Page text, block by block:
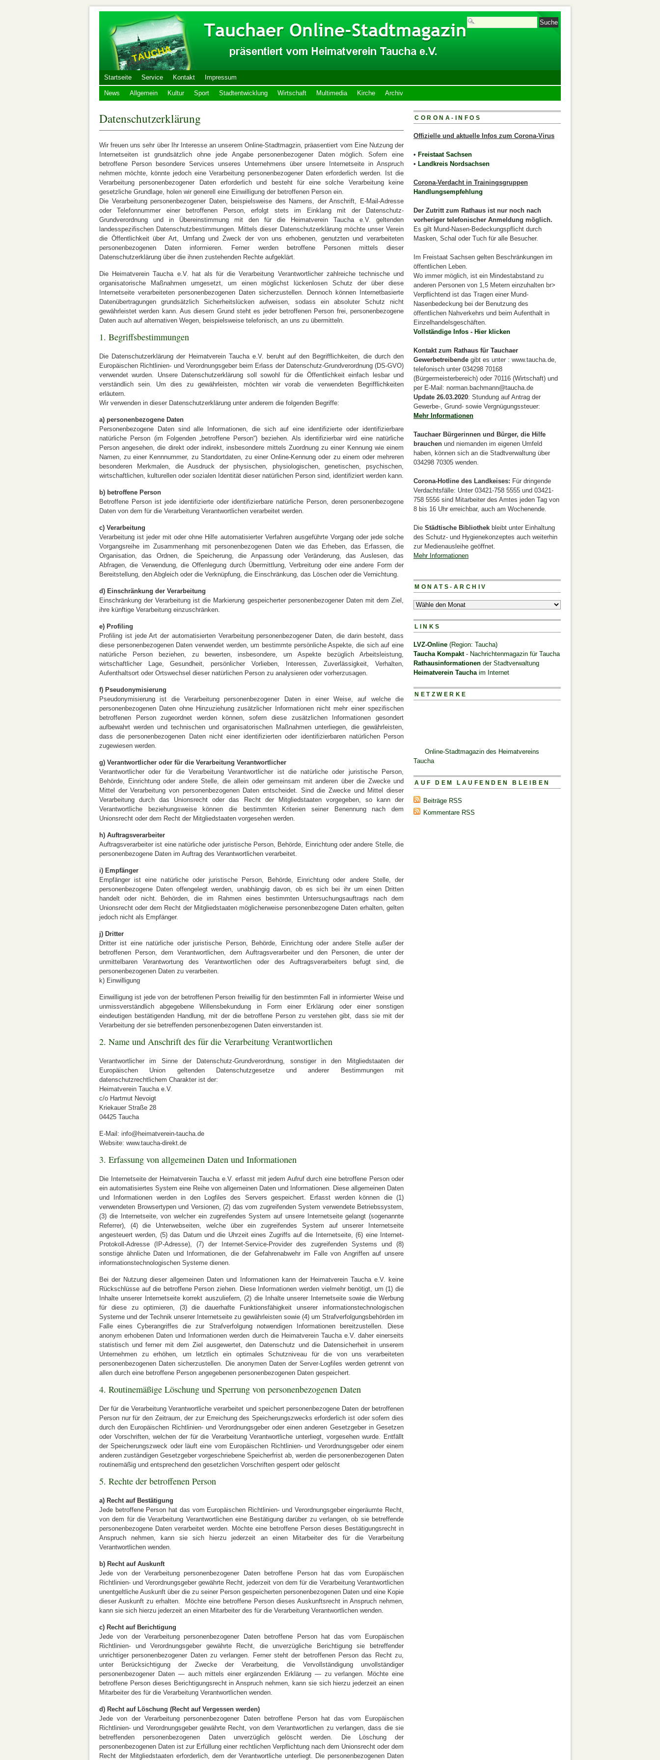
Startseite Service Kontakt Impressum
News Allgemein Kultur Sport Stadtentwicklung Wirtschaft Multimedia Kirche Archiv
Datenschutzerklärung
Wir freuen uns sehr über Ihr Interesse an unserem Online-Stadtmagzin, präasentiert vom Eine Nutzung der
Internetseiten ist grundsätzlich ohne jede Angabe personenbezogener Daten möglich. Sofern eine
betroffene Person besondere Services unseres Unternehmens über unsere Internetseite in Anspruch
nehmen möchte, könnte jedoch eine Verarbeitung personenbezogener Daten erforderlich werden. Ist die
Verarbeitung personenbezogener Daten erforderlich und besteht für eine solche Verarbeitung keine
gesetzliche Grundlage, holen wir generell eine Einwilligung der betroffenen Person ein.
Die Verarbeitung personenbezogener Daten, beispielsweise des Namens, der Anschrift, E-Mail-Adresse
oder Telefonnummer einer betroffenen Person, erfolgt stets im Einklang mit der Datenschutz-
Grundverordnung und in Übereinstimmung mit den für die Heimatverein Taucha e.V. geltenden
landesspezifischen Datenschutzbestimmungen. Mittels dieser Datenschutzerklärung möchte unser Verein
die Öffentlichkeit über Art, Umfang und Zweck der von uns erhobenen, genutzten und verarbeiteten
personenbezogenen Daten informieren. Ferner werden betroffene Personen mittels dieser
Datenschutzerklärung über die ihnen zustehenden Rechte aufgeklärt.
Die Heimatverein Taucha e.V. hat als für die Verarbeitung Verantwortlicher zahlreiche technische und
organisatorische Maßnahmen umgesetzt, um einen möglichst lückenlosen Schutz der über diese
Internetseite verarbeiteten personenbezogenen Daten sicherzustellen. Dennoch können Internetbasierte
Datenübertragungen grundsätzlich Sicherheitslücken aufweisen, sodass ein absoluter Schutz nicht
gewährleistet werden kann. Aus diesem Grund steht es jeder betroffenen Person frei, personenbezogene
Daten auch auf alternativen Wegen, beispielsweise telefonisch, an uns zu übermitteln.
1. Begriffsbestimmungen
Die Datenschutzerklärung der Heimatverein Taucha e.V. beruht auf den Begrifflichkeiten, die durch den
Europäischen Richtlinien- und Verordnungsgeber beim Erlass der Datenschutz-Grundverordnung (DS-GVO)
verwendet wurden. Unsere Datenschutzerklärung soll sowohl für die Öffentlichkeit einfach lesbar und
verständlich sein. Um dies zu gewährleisten, möchten wir vorab die verwendeten Begrifflichkeiten
erläutern.
Wir verwenden in dieser Datenschutzerklärung unter anderem die folgenden Begriffe:
a) personenbezogene Daten
Personenbezogene Daten sind alle Informationen, die sich auf eine identifizierte oder identifizierbare
natürliche Person (im Folgenden „betroffene Person“) beziehen. Als identifizierbar wird eine natürliche
Person angesehen, die direkt oder indirekt, insbesondere mittels Zuordnung zu einer Kennung wie einem
Namen, zu einer Kennnummer, zu Standortdaten, zu einer Online-Kennung oder zu einem oder mehreren
besonderen Merkmalen, die Ausdruck der physischen, physiologischen, genetischen, psychischen,
wirtschaftlichen, kulturellen oder sozialen Identität dieser natürlichen Person sind, identifiziert werden kann.
b) betroffene Person
Betroffene Person ist jede identifizierte oder identifizierbare natürliche Person, deren personenbezogene
Daten von dem für die Verarbeitung Verantwortlichen verarbeitet werden.
c) Verarbeitung
Verarbeitung ist jeder mit oder ohne Hilfe automatisierter Verfahren ausgeführte Vorgang oder jede solche
Vorgangsreihe im Zusammenhang mit personenbezogenen Daten wie das Erheben, das Erfassen, die
Organisation, das Ordnen, die Speicherung, die Anpassung oder Veränderung, das Auslesen, das
Abfragen, die Verwendung, die Offenlegung durch Übermittlung, Verbreitung oder eine andere Form der
Bereitstellung, den Abgleich oder die Verknüpfung, die Einschränkung, das Löschen oder die Vernichtung.
d) Einschränkung der Verarbeitung
Einschränkung der Verarbeitung ist die Markierung gespeicherter personenbezogener Daten mit dem Ziel,
ihre künftige Verarbeitung einzuschränken.
e) Profiling
Profiling ist jede Art der automatisierten Verarbeitung personenbezogener Daten, die darin besteht, dass
diese personenbezogenen Daten verwendet werden, um bestimmte persönliche Aspekte, die sich auf eine
natürliche Person beziehen, zu bewerten, insbesondere, um Aspekte bezüglich Arbeitsleistung,
wirtschaftlicher Lage, Gesundheit, persönlicher Vorlieben, Interessen, Zuverlässigkeit, Verhalten,
Aufenthaltsort oder Ortswechsel dieser natürlichen Person zu analysieren oder vorherzusagen.
f) Pseudonymisierung
Pseudonymisierung ist die Verarbeitung personenbezogener Daten in einer Weise, auf welche die
personenbezogenen Daten ohne Hinzuziehung zusätzlicher Informationen nicht mehr einer spezifischen
betroffenen Person zugeordnet werden können, sofern diese zusätzlichen Informationen gesondert
aufbewahrt werden und technischen und organisatorischen Maßnahmen unterliegen, die gewährleisten,
dass die personenbezogenen Daten nicht einer identifizierten oder identifizierbaren natürlichen Person
zugewiesen werden.
g) Verantwortlicher oder für die Verarbeitung Verantwortlicher
Verantwortlicher oder für die Verarbeitung Verantwortlicher ist die natürliche oder juristische Person,
Behörde, Einrichtung oder andere Stelle, die allein oder gemeinsam mit anderen über die Zwecke und
Mittel der Verarbeitung von personenbezogenen Daten entscheidet. Sind die Zwecke und Mittel dieser
Verarbeitung durch das Unionsrecht oder das Recht der Mitgliedstaaten vorgegeben, so kann der
Verantwortliche beziehungsweise können die bestimmten Kriterien seiner Benennung nach dem
Unionsrecht oder dem Recht der Mitgliedstaaten vorgesehen werden.
h) Auftragsverarbeiter
Auftragsverarbeiter ist eine natürliche oder juristische Person, Behörde, Einrichtung oder andere Stelle, die
personenbezogene Daten im Auftrag des Verantwortlichen verarbeitet.
i) Empfänger
Empfänger ist eine natürliche oder juristische Person, Behörde, Einrichtung oder andere Stelle, der
personenbezogene Daten offengelegt werden, unabhängig davon, ob es sich bei ihr um einen Dritten
handelt oder nicht. Behörden, die im Rahmen eines bestimmten Untersuchungsauftrags nach dem
Unionsrecht oder dem Recht der Mitgliedstaaten möglicherweise personenbezogene Daten erhalten, gelten
jedoch nicht als Empfänger.
j) Dritter
Dritter ist eine natürliche oder juristische Person, Behörde, Einrichtung oder andere Stelle außer der
betroffenen Person, dem Verantwortlichen, dem Auftragsverarbeiter und den Personen, die unter der
unmittelbaren Verantwortung des Verantwortlichen oder des Auftragsverarbeiters befugt sind, die
personenbezogenen Daten zu verarbeiten.
k) Einwilligung
Einwilligung ist jede von der betroffenen Person freiwillig für den bestimmten Fall in informierter Weise und
unmissverständlich abgegebene Willensbekundung in Form einer Erklärung oder einer sonstigen
eindeutigen bestätigenden Handlung, mit der die betroffene Person zu verstehen gibt, dass sie mit der
Verarbeitung der sie betreffenden personenbezogenen Daten einverstanden ist.
2. Name und Anschrift des für die Verarbeitung Verantwortlichen
Verantwortlicher im Sinne der Datenschutz-Grundverordnung, sonstiger in den Mitgliedstaaten der
Europäischen Union geltenden Datenschutzgesetze und anderer Bestimmungen mit
datenschutzrechtlichem Charakter ist der:
Heimatverein Taucha e.V.
c/o Hartmut Nevoigt
Kriekauer Straße 28
04425 Taucha
E-Mail: info@heimatverein-taucha.de
Website: www.taucha-direkt.de
3. Erfassung von allgemeinen Daten und Informationen
Die Internetseite der Heimatverein Taucha e.V. erfasst mit jedem Aufruf durch eine betroffene Person oder
ein automatisiertes System eine Reihe von allgemeinen Daten und Informationen. Diese allgemeinen Daten
und Informationen werden in den Logfiles des Servers gespeichert. Erfasst werden können die (1)
verwendeten Browsertypen und Versionen, (2) das vom zugreifenden System verwendete Betriebssystem,
(3) die Internetseite, von welcher ein zugreifendes System auf unsere Internetseite gelangt (sogenannte
Referrer), (4) die Unterwebseiten, welche über ein zugreifendes System auf unserer Internetseite
angesteuert werden, (5) das Datum und die Uhrzeit eines Zugriffs auf die Internetseite, (6) eine Internet-
Protokoll-Adresse (IP-Adresse), (7) der Internet-Service-Provider des zugreifenden Systems und (8)
sonstige ähnliche Daten und Informationen, die der Gefahrenabwehr im Falle von Angriffen auf unsere
informationstechnologischen Systeme dienen.
Bei der Nutzung dieser allgemeinen Daten und Informationen kann der Heimatverein Taucha e.V. keine
Rückschlüsse auf die betroffene Person ziehen. Diese Informationen werden vielmehr benötigt, um (1) die
Inhalte unserer Internetseite korrekt auszuliefern, (2) die Inhalte unserer Internetseite sowie die Werbung
für diese zu optimieren, (3) die dauerhafte Funktionsfähigkeit unserer informationstechnologischen
Systeme und der Technik unserer Internetseite zu gewährleisten sowie (4) um Strafverfolgungsbehörden im
Falle eines Cyberangriffes die zur Strafverfolgung notwendigen Informationen bereitzustellen. Diese
anonym erhobenen Daten und Informationen werden durch die Heimatverein Taucha e.V. daher einerseits
statistisch und ferner mit dem Ziel ausgewertet, den Datenschutz und die Datensicherheit in unserem
Unternehmen zu erhöhen, um letztlich ein optimales Schutzniveau für die von uns verarbeiteten
personenbezogenen Daten sicherzustellen. Die anonymen Daten der Server-Logfiles werden getrennt von
allen durch eine betroffene Person angegebenen personenbezogenen Daten gespeichert.
4. Routinemäßige Löschung und Sperrung von personenbezogenen Daten
Der für die Verarbeitung Verantwortliche verarbeitet und speichert personenbezogene Daten der betroffenen
Person nur für den Zeitraum, der zur Erreichung des Speicherungszwecks erforderlich ist oder sofern dies
durch den Europäischen Richtlinien- und Verordnungsgeber oder einen anderen Gesetzgeber in Gesetzen
oder Vorschriften, welchen der für die Verarbeitung Verantwortliche unterliegt, vorgesehen wurde. Entfällt
der Speicherungszweck oder läuft eine vom Europäischen Richtlinien- und Verordnungsgeber oder einem
anderen zuständigen Gesetzgeber vorgeschriebene Speicherfrist ab, werden die personenbezogenen Daten
routinemäßig und entsprechend den gesetzlichen Vorschriften gesperrt oder gelöscht
5. Rechte der betroffenen Person
a) Recht auf Bestätigung
Jede betroffene Person hat das vom Europäischen Richtlinien- und Verordnungsgeber eingeräumte Recht,
von dem für die Verarbeitung Verantwortlichen eine Bestätigung darüber zu verlangen, ob sie betreffende
personenbezogene Daten verarbeitet werden. Möchte eine betroffene Person dieses Bestätigungsrecht in
Anspruch nehmen, kann sie sich hierzu jederzeit an einen Mitarbeiter des für die Verarbeitung
Verantwortlichen wenden.
b) Recht auf Auskunft
Jede von der Verarbeitung personenbezogener Daten betroffene Person hat das vom Europäischen
Richtlinien- und Verordnungsgeber gewährte Recht, jederzeit von dem für die Verarbeitung Verantwortlichen
unentgeltliche Auskunft über die zu seiner Person gespeicherten personenbezogenen Daten und eine Kopie
dieser Auskunft zu erhalten. Möchte eine betroffene Person dieses Auskunftsrecht in Anspruch nehmen,
kann sie sich hierzu jederzeit an einen Mitarbeiter des für die Verarbeitung Verantwortlichen wenden.
c) Recht auf Berichtigung
Jede von der Verarbeitung personenbezogener Daten betroffene Person hat das vom Europäischen
Richtlinien- und Verordnungsgeber gewährte Recht, die unverzügliche Berichtigung sie betreffender
unrichtiger personenbezogener Daten zu verlangen. Ferner steht der betroffenen Person das Recht zu,
unter Berücksichtigung der Zwecke der Verarbeitung, die Vervollständigung unvollständiger
personenbezogener Daten — auch mittels einer ergänzenden Erklärung — zu verlangen. Möchte eine
betroffene Person dieses Berichtigungsrecht in Anspruch nehmen, kann sie sich hierzu jederzeit an einen
Mitarbeiter des für die Verarbeitung Verantwortlichen wenden.
d) Recht auf Löschung (Recht auf Vergessen werden)
Jede von der Verarbeitung personenbezogener Daten betroffene Person hat das vom Europäischen
Richtlinien- und Verordnungsgeber gewährte Recht, von dem Verantwortlichen zu verlangen, dass die sie
betreffenden personenbezogenen Daten unverzüglich gelöscht werden. Die Löschung der
personenbezogenen Daten ist zur Erfüllung einer rechtlichen Verpflichtung nach dem Unionsrecht oder dem
Recht der Mitgliedstaaten erforderlich, dem der Verantwortliche unterliegt. Die personenbezogenen Daten
CORONA-INFOS
Offizielle und aktuelle Infos zum Corona-Virus
• Freistaat Sachsen
• Landkreis Nordsachsen
Corona-Verdacht in Trainingsgruppen
Handlungsempfehlung
Der Zutritt zum Rathaus ist nur noch nach
vorheriger telefonischer Anmeldung möglich.
Es gilt Mund-Nasen-Bedeckungspflicht durch
Masken, Schal oder Tuch für alle Besucher.
Im Freistaat Sachsen gelten Beschränkungen im
öffentlichen Leben.
Wo immer möglich, ist ein Mindestabstand zu
anderen Personen von 1,5 Metern einzuhalten br>
Verpflichtend ist das Tragen einer Mund-
Nasenbedeckung bei der Benutzung des
öffentlichen Nahverkehrs und beim Aufenthalt in
Einzelhandelsgeschäften.
Vollständige Infos - Hier klicken
Kontakt zum Rathaus für Tauchaer
Gewerbetreibende gibt es unter : www.taucha.de,
telefonisch unter 034298 70168
(Bürgermeisterbereich) oder 70116 (Wirtschaft) und
per E-Mail: norman.bachmann@taucha.de
Update 26.03.2020: Stundung auf Antrag der
Gewerbe-, Grund- sowie Vergnügungssteuer:
Mehr Informationen
Tauchaer Bürgerinnen und Bürger, die Hilfe
brauchen und niemanden im eigenen Umfeld
haben, können sich an die Stadtverwaltung über
034298 70305 wenden.
Corona-Hotline des Landkeises: Für dringende
Verdachtsfälle: Unter 03421-758 5555 und 03421-
758 5556 sind Mitarbeiter des Amtes jeden Tag von
8 bis 16 Uhr erreichbar, auch am Wochenende.
Die Städtische Bibliothek bleibt unter Einhaltung
des Schutz- und Hygienekonzeptes auch weiterhin
zur Medienausleihe geöffnet.
Mehr Informationen
MONATS-ARCHIV
LINKS
LVZ-Online (Region: Taucha)
Taucha Kompakt- Nachrichtenmagazin für Taucha
Rathausinformationen der Stadtverwaltung
Heimatverein Tauchaim Internet
NETZWERKE
Online-Stadtmagazin des Heimatvereins
Taucha
AUF DEM LAUFENDEN BLEIBEN
Beiträge RSS
Kommentare RSS